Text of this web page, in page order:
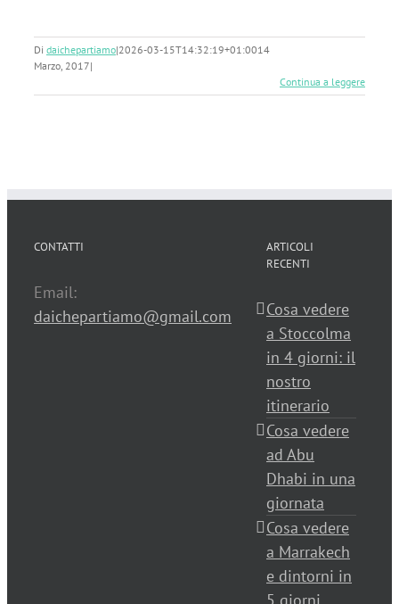
Di daichepartiamo|2026-03-15T14:32:19+01:0014
Marzo, 2017|
Continua a leggere
CONTATTI
Email:
daichepartiamo@gmail.com
ARTICOLI
RECENTI
Cosa vedere
a Stoccolma
in 4 giorni: il
nostro
itinerario
Cosa vedere
ad Abu
Dhabi in una
giornata
Cosa vedere
a Marrakech
e dintorni in